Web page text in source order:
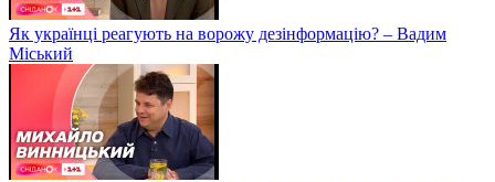
Як українці реагують на ворожу дезінформацію? – Вадим
Міський